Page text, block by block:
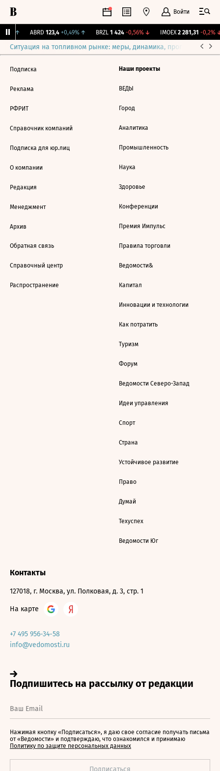
Войти
↑ ABRD 123,4 +0,49%↑ BRZL 1 424 -0,56%↓ IMOEX 2 281,31 -0,2%↓
Ситуация на топливном рынке: меры, динамика, прогнозы
Подписка
Реклама
РФРИТ
Справочник компаний
Подписка для юр.лиц
О компании
Редакция
Менеджмент
Архив
Обратная связь
Справочный центр
Распространение
Наши проекты
ВЕДЫ
Город
Аналитика
Промышленность
Наука
Здоровье
Конференции
Премия Импульс
Правила торговли
Ведомости&
Капитал
Инновации и технологии
Как потратить
Туризм
Форум
Ведомости Северо-Запад
Идеи управления
Спорт
Страна
Устойчивое развитие
Право
Думай
Техуспех
Ведомости Юг
Контакты
127018, г. Москва, ул. Полковая, д. 3, стр. 1
На карте
+7 495 956-34-58
info@vedomosti.ru
Нажимая кнопку «Подписаться», я даю свое согласие получать письма
от «Ведомости» и подтверждаю, что ознакомился и принимаю
Политику по защите персональных данных